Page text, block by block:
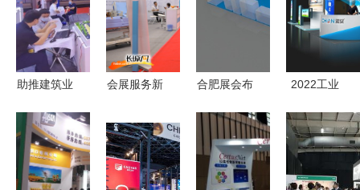
助推建筑业
墨点狗亮相
广东新型建
筑工业化展
会展服务新
2018国际
康复辅助器
具产业与服
合肥展会布
台设计搭建
全攻略 专
业会展服务
2022工业
布展 匠心
雕琢工业与
科技的视觉